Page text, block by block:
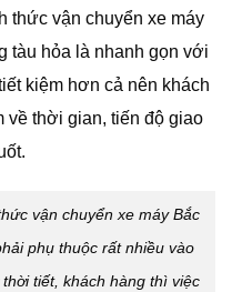
thức vận chuyển xe máy
tàu hỏa là nhanh gọn với
kiệm hơn cả nên khách
về thời gian, tiến độ giao
vận chuyển xe máy Bắc
phụ thuộc rất nhiều vào
tiết, khách hàng thì việc